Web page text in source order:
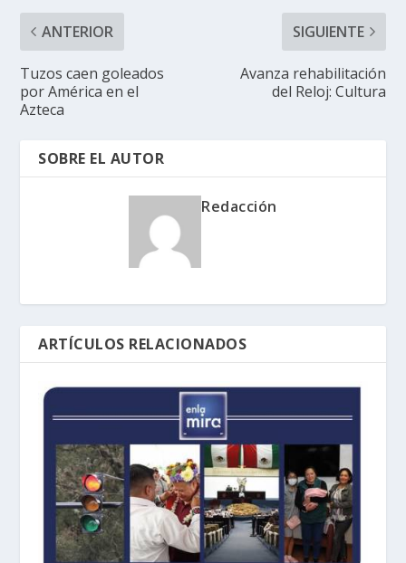
ANTERIOR
Tuzos caen goleados
por América en el
Azteca
SIGUIENTE
Avanza rehabilitación
del Reloj: Cultura
SOBRE EL AUTOR
Redacción
ARTÍCULOS RELACIONADOS